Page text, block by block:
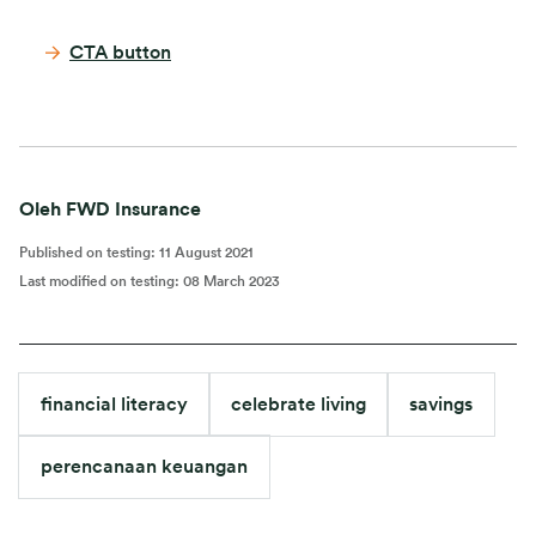
CTA button
Oleh FWD Insurance
Published on testing: 11 August 2021
Last modified on testing: 08 March 2023
financial literacy celebrate living savings
perencanaan keuangan